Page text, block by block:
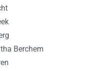
Berchem